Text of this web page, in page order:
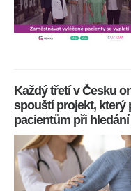
Každý třetí v Česku
spouští projekt, který
pacientům při